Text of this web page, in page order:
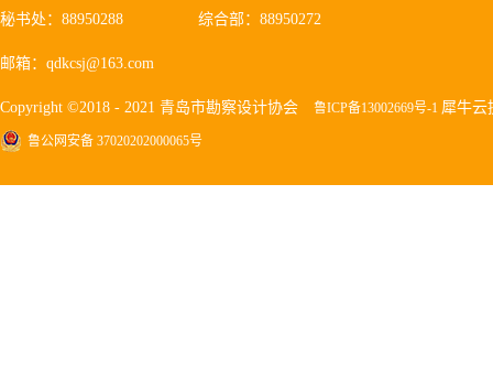
秘书处：88950288 综合部：88950272
邮箱：qdkcsj@163.com
Copyright ©2018 - 2021 青岛市勘察设计协会 鲁ICP备13002669号-1 犀牛云
鲁公网安备 37020202000065号